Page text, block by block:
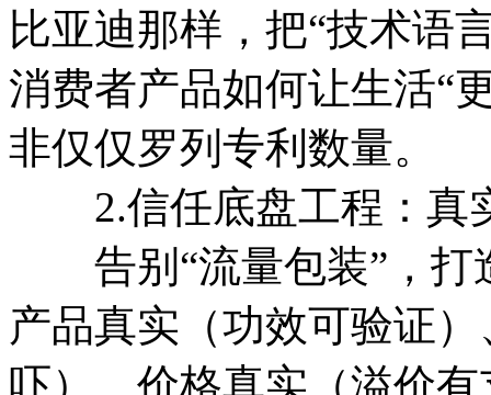
比亚迪那样，把“技术
消费者产品如何让生活“
非仅仅罗列专利数量。
2.信任底盘工程：真
告别“流量包装”，打
产品真实（功效可验证
吓）、价格真实（溢价